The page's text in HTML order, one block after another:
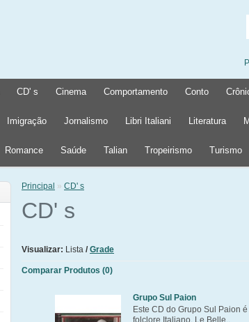
CD' s Cinema Comportamento Conto
Imigração Jornalismo Libri Italiani Literatura
Romance Saúde Talian Tropeirismo Turismo
Principal » CD' s
CD' s
Visualizar: Lista / Grade
Comparar Produtos (0)
Grupo Sul Paion
Este CD do Grupo Sul Paion
folclore Italiano. Le Belle..